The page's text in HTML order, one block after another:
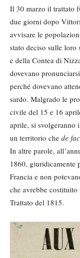
Il 30 marzo il trattato
due giorni dopo
avvisare le
stato deciso sulle
e della Contea di
dovevano
perché dovevano
sardo. Malgrado le
civile del 15 e 16
aprile, si svolgeranno
un territorio che de
In altre parole,
1860, giuridicamente
Francia e non
che avrebbe
Trattato del 1815.